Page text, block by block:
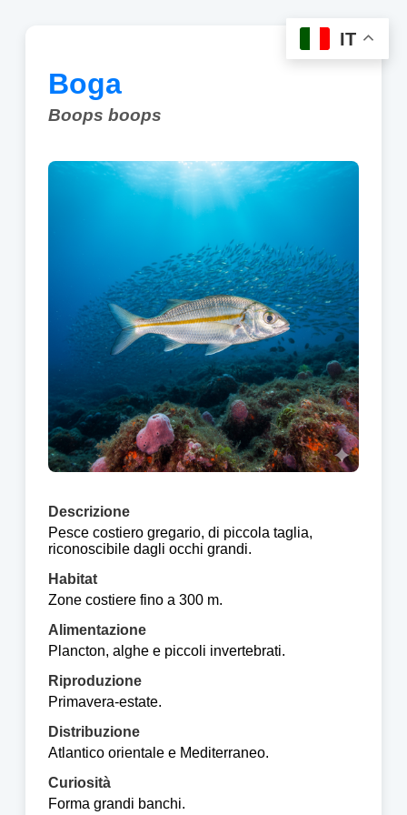
IT
Boga
Boops boops
Descrizione
Pesce costiero gregario, di piccola taglia,
riconoscibile dagli occhi grandi.
Habitat
Zone costiere fino a 300 m.
Alimentazione
Plancton, alghe e piccoli invertebrati.
Riproduzione
Primavera-estate.
Distribuzione
Atlantico orientale e Mediterraneo.
Curiosità
Forma grandi banchi.